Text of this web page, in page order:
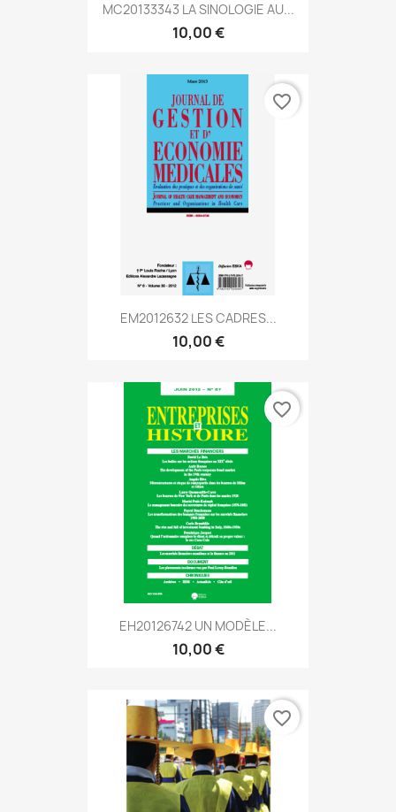
MC20133343 LA SINOLOGIE AU...
10,00 €
EM2012632 LES CADRES...
10,00 €
favorite_border
EH20126742 UN MODÈLE...
10,00 €
favorite_border
favorite_border